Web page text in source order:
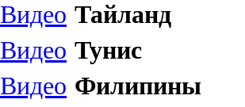
Видео Тайланд
Видео Тунис
Видео Филипины